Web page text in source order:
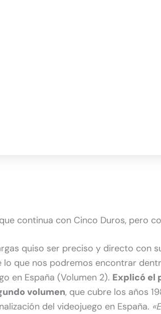
continua con Cinco Duros, pero
quiso ser preciso y directo con
lo que nos podremos encontrar
en España (Volumen 2). Explicó el
volumen, que cubre los años
del videojuego en España.